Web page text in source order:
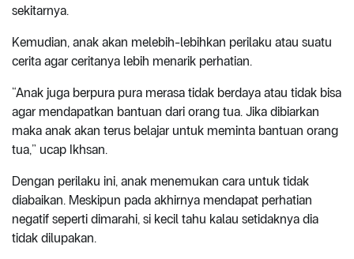
sekitarnya.
Kemudian, anak akan melebih-lebihkan perilaku atau suatu
cerita agar ceritanya lebih menarik perhatian.
“Anak juga berpura pura merasa tidak berdaya atau tidak bisa
agar mendapatkan bantuan dari orang tua. Jika dibiarkan
maka anak akan terus belajar untuk meminta bantuan orang
tua,” ucap Ikhsan.
Dengan perilaku ini, anak menemukan cara untuk tidak
diabaikan. Meskipun pada akhirnya mendapat perhatian
negatif seperti dimarahi, si kecil tahu kalau setidaknya dia
tidak dilupakan.